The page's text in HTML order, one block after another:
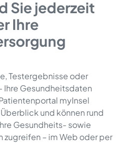
Sie jederzeit
Ihre
Testergebnisse oder
Ihre Gesundheitsdaten
myInsel
und können rund
Gesundheits- sowie
– im Web oder per